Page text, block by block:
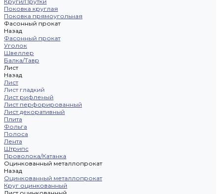
Поковка круглая
Поковка прямоугольная
Фасонный прокат
Назад
Фасонный прокат
Уголок
Швеллер
Балка/Тавр
Лист
Назад
Лист
Лист гладкий
Лист рифленый
Лист перфорированный
Лист декоративный
Плита
Фольга
Полоса
Лента
Штрипс
Проволока/Катанка
Оцинкованный металлопрокат
Назад
Оцинкованный металлопрокат
Круг оцинкованный